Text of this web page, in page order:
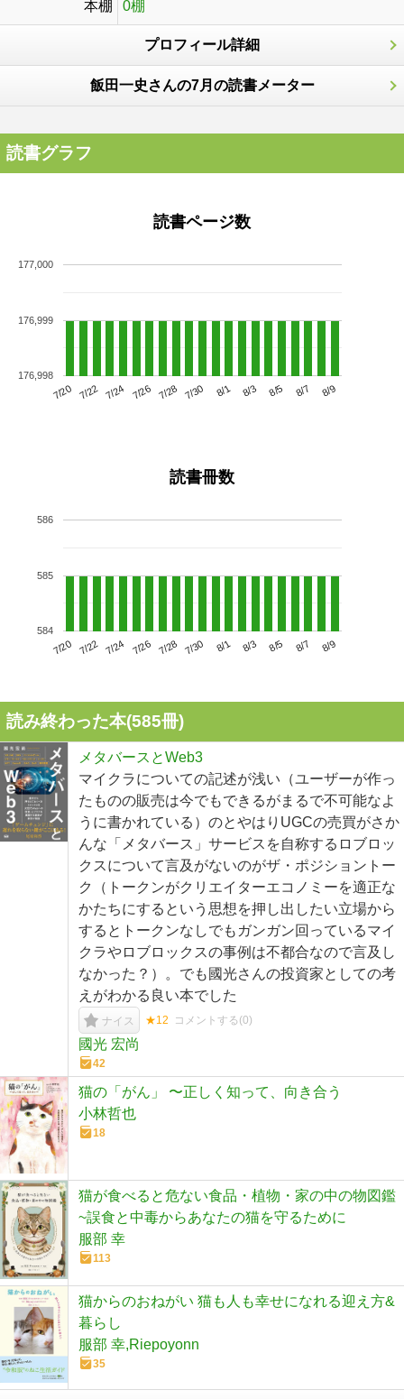
本棚 0棚
プロフィール詳細
飯田一史さんの7月の読書メーター
読書グラフ
読書ページ数
7/20 7/22 7/24 7/26 7/28 7/30 8/1 8/3 8/5 8/7 8/9
176,998
176,999
177,000
読書冊数
7/20 7/22 7/24 7/26 7/28 7/30 8/1 8/3 8/5 8/7 8/9
584
585
586
読み終わった本(585冊)
メタバースとWeb3
マイクラについての記述が浅い（ユーザーが作っ
たものの販売は今でもできるがまるで不可能なよ
うに書かれている）のとやはりUGCの売買がさか
んな「メタバース」サービスを自称するロブロッ
クスについて言及がないのがザ・ポジショントー
ク（トークンがクリエイターエコノミーを適正な
かたちにするという思想を押し出したい立場から
するとトークンなしでもガンガン回っているマイ
クラやロブロックスの事例は不都合なので言及し
なかった？）。でも國光さんの投資家としての考
えがわかる良い本でした
ナイス ★12 コメントする(0)
國光 宏尚
42
猫の「がん」 〜正しく知って、向き合う
小林哲也
18
猫が食べると危ない食品・植物・家の中の物図鑑
~誤食と中毒からあなたの猫を守るために
服部 幸
113
猫からのおねがい 猫も人も幸せになれる迎え方&
暮らし
服部 幸,Riepoyonn
35